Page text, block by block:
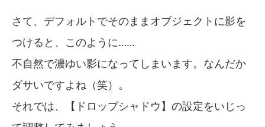
さて、デフォルトでそのままオブジェクトに影を
つけると、このように……
不自然で濃ゆい影になってしまいます。なんだか
ダサいですよね（笑）。
それでは、【ドロップシャドウ】の設定をいじっ